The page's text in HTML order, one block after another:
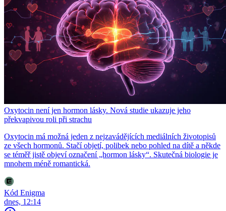
Oxytocin není jen hormon lásky. Nová studie ukazuje jeho
překvapivou roli při strachu
Oxytocin má možná jeden z nejzavádějících mediálních životopisů
ze všech hormonů. Stačí objetí, polibek nebo pohled na dítě a někde
se téměř jistě objeví označení „hormon lásky“. Skutečná biologie je
mnohem méně romantická.
Kód Enigma
dnes, 12:14